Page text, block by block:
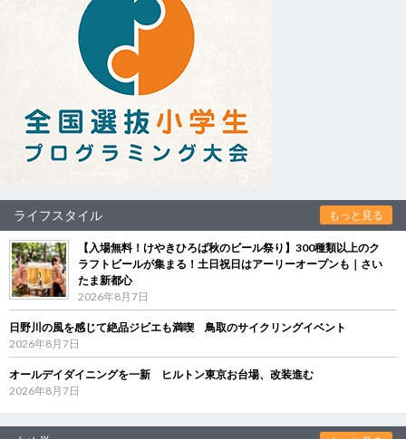
ライフスタイル もっと見る
【入場無料！けやきひろば秋のビール祭り】300種類以上のク
ラフトビールが集まる！土日祝日はアーリーオープンも｜さい
たま新都心
2026年8月7日
日野川の風を感じて絶品ジビエも満喫 鳥取のサイクリングイベント
2026年8月7日
オールデイダイニングを一新 ヒルトン東京お台場、改装進む
2026年8月7日